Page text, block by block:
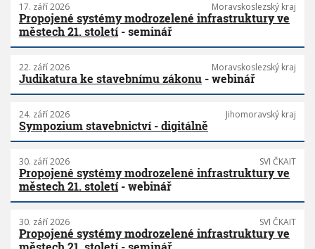
17. září 2026 Moravskoslezský kraj
Propojené systémy modrozelené infrastruktury ve
městech 21. století- seminář
22. září 2026 Moravskoslezský kraj
Judikatura ke stavebnímu zákonu - webinář
24. září 2026 Jihomoravský kraj
Sympozium stavebnictví - digitálně
30. září 2026 SVI ČKAIT
Propojené systémy modrozelené infrastruktury ve
městech 21. století- webinář
30. září 2026 SVI ČKAIT
Propojené systémy modrozelené infrastruktury ve